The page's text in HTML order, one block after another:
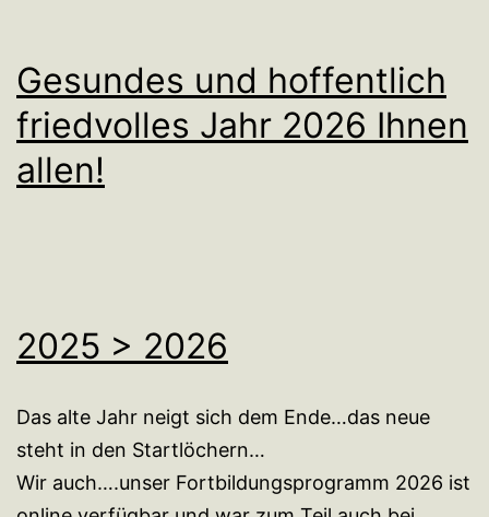
Gesundes und hoffentlich
friedvolles Jahr 2026 Ihnen
allen!
2025 > 2026
Das alte Jahr neigt sich dem Ende…das neue
steht in den Startlöchern…
Wir auch….unser Fortbildungsprogramm 2026 ist